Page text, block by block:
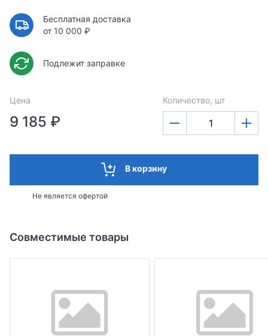
Бесплатная доставка
от 10 000 ₽
Подлежит заправке
Цена
9 185 ₽
Количество, шт
В корзину
Не является офертой
Совместимые товары